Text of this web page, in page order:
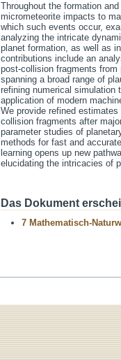
Throughout the formation
micrometeorite impacts to
which such events occur,
analyzing the intricate
planet formation, as well as
contributions include an
post-collision fragments
spanning a broad range of
refining numerical simulation
application of modern
We provide refined
collision fragments after
parameter studies of
methods for fast and
learning opens up new
elucidating the intricacies of
Das Dokument
7 Mathematisch-